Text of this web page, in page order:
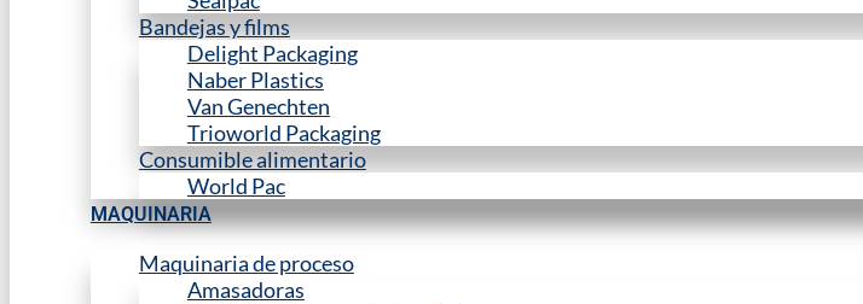
Bandejas y films
Delight Packaging
Naber Plastics
Van Genechten
Trioworld Packaging
Consumible alimentario
World Pac
MAQUINARIA
Maquinaria de proceso
Amasadoras